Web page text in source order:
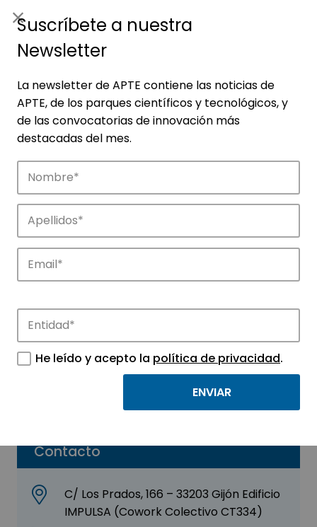
Empresas
Descubre las empresas que impulsan la
innovación en los parques de APTE.
Contacto
C/ Los Prados, 166 – 33203 Gijón Edificio
IMPULSA (Cowork Colectivo CT334)
QUERERT, S. L.
MEDICINA Y SALUD
Parque Científico Tecnológico de Gijón
Suscríbete a nuestra
Newsletter
La newsletter de APTE contiene las noticias de
APTE, de los parques científicos y tecnológicos, y
de las convocatorias de innovación más
destacadas del mes.
He leído y acepto la política de privacidad.